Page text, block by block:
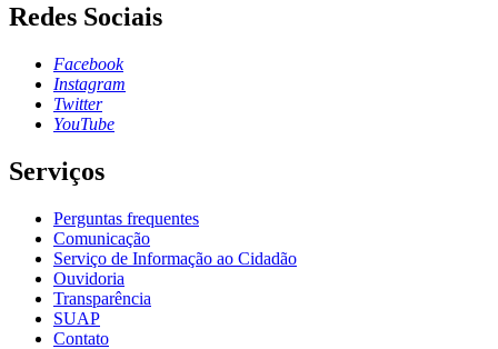
Redes Sociais
Facebook
Instagram
Twitter
YouTube
Serviços
Perguntas frequentes
Comunicação
Serviço de Informação ao Cidadão
Ouvidoria
Transparência
SUAP
Contato